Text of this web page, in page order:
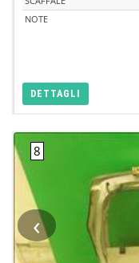
NOTE
DETTAGLI
‹